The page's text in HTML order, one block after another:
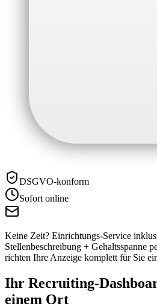
DSGVO-konform
Sofort online
Keine Zeit? Einrichtungs-Service
Stellenbeschreibung + Gehaltsspanne
richten Ihre Anzeige komplett für Sie
Ihr Recruiting-
einem Ort